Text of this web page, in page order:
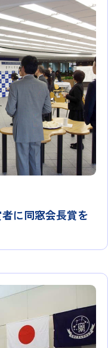
に同窓会長賞を